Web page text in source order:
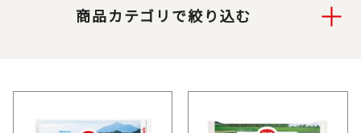
商品カテゴリで絞り込む